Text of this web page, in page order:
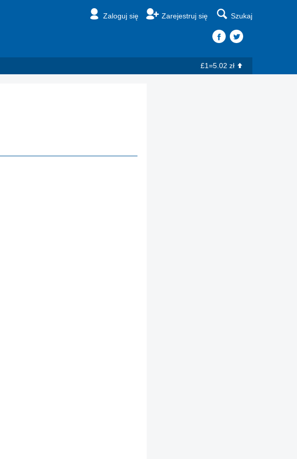
Zaloguj się Zarejestruj się Szukaj
£1=5.02 zł